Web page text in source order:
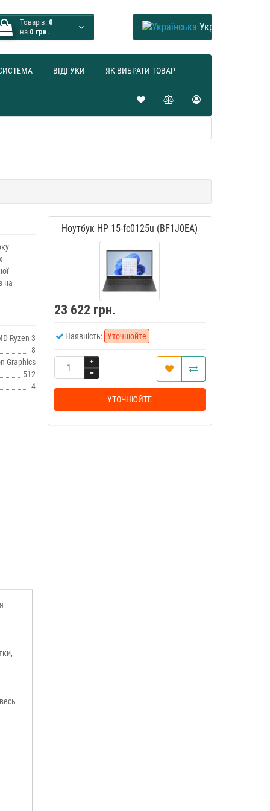
Товарів: 0
на 0 грн. Українська
ВІДГУКИ ЯК ВИБРАТИ ТОВАР
на
Ryzen 3
8
Graphics
512
4
Ноутбук HP 15-fc0125u (BF1J0EA)
23 622 грн.
Наявність: Уточнюйте
УТОЧНЮЙТЕ